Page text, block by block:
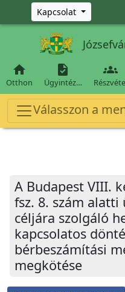
Ugrás a fő tartalomra
Kapcsolat

Otthon

Ügyintéz…

Válasszon a
A Budapest VIII.
fsz. 8. szám alatti
céljára szolgáló
kapcsolatos
bérbeszámítási
megkötése